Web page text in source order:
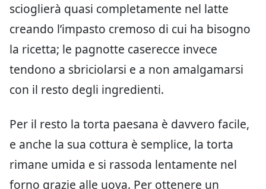
scioglierà quasi completamente nel latte
creando l’impasto cremoso di cui ha bisogno
la ricetta; le pagnotte caserecce invece
tendono a sbriciolarsi e a non amalgamarsi
con il resto degli ingredienti.
Per il resto la torta paesana è davvero facile,
e anche la sua cottura è semplice, la torta
rimane umida e si rassoda lentamente nel
forno grazie alle uova. Per ottenere un